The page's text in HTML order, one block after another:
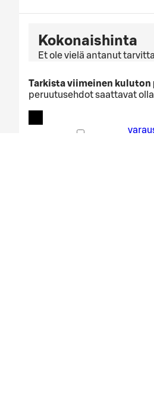
Kokonaishinta
Et ole vielä antanut
Tarkista viimeinen kuluton
peruutusehdot saattavat